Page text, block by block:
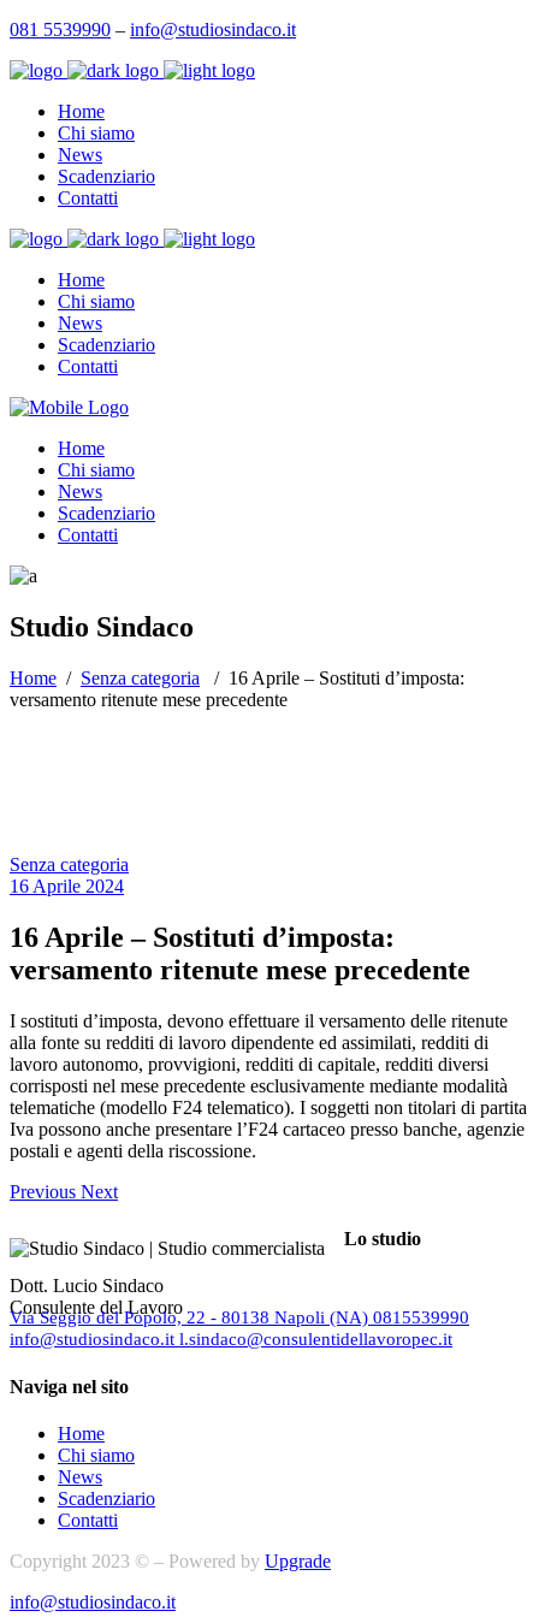
081 5539990 – info@studiosindaco.it
Home
Chi siamo
News
Scadenziario
Contatti
Home
Chi siamo
News
Scadenziario
Contatti
Home
Chi siamo
News
Scadenziario
Contatti
Studio Sindaco
Home / Senza categoria / 16 Aprile – Sostituti d’imposta:
versamento ritenute mese precedente
Senza categoria
16 Aprile 2024
16 Aprile – Sostituti d’imposta:
versamento ritenute mese precedente
I sostituti d’imposta, devono effettuare il versamento delle ritenute
alla fonte su redditi di lavoro dipendente ed assimilati, redditi di
lavoro autonomo, provvigioni, redditi di capitale, redditi diversi
corrisposti nel mese precedente esclusivamente mediante modalità
telematiche (modello F24 telematico). I soggetti non titolari di partita
Iva possono anche presentare l’F24 cartaceo presso banche, agenzie
postali e agenti della riscossione.
Previous Next
Lo studio
Dott. Lucio Sindaco
Consulente del Lavoro
Via Seggio del Popolo, 22 - 80138 Napoli (NA) 0815539990
info@studiosindaco.it l.sindaco@consulentidellavoropec.it
Naviga nel sito
Home
Chi siamo
News
Scadenziario
Contatti
Copyright 2023 © – Powered by Upgrade
info@studiosindaco.it